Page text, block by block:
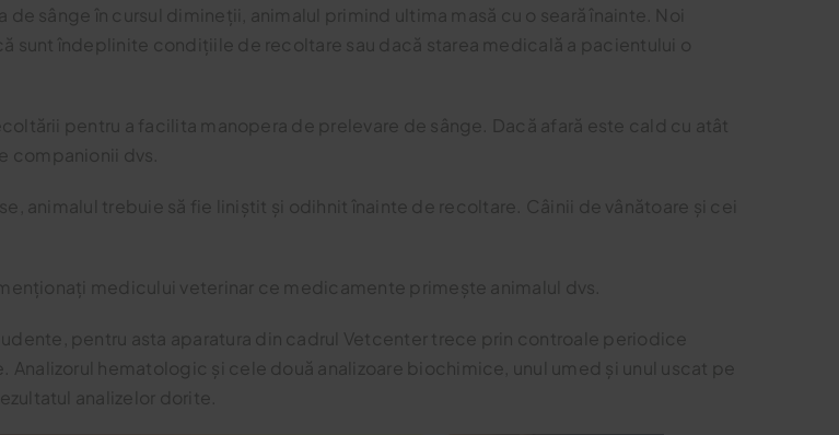
sânge în cursul dimineții, animalul primind ultima masă cu o seară înainte. Noi
sunt îndeplinite condițiile de recoltare sau dacă starea medicală a pacientului o
pentru a facilita manopera de prelevare de sânge. Dacă afară este cald cu atât
companionii dvs.
animalul trebuie să fie liniștit și odihnit înainte de recoltare. Câinii de vânătoare și cei
medicului veterinar ce medicamente primește animalul dvs.
pentru asta aparatura din cadrul Vetcenter trece prin controale periodice
hematologic și cele două analizoare biochimice, unul umed și unul uscat pe
analizelor dorite.